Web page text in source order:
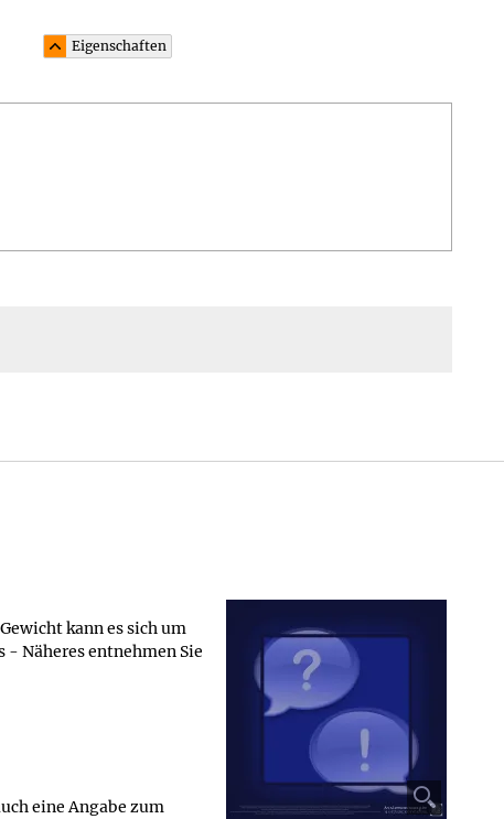
Eigenschaften
x 3,0 cm großen schwarzen Geschenkschachtel mit
kann es sich um
Näheres entnehmen Sie
eine Angabe zum